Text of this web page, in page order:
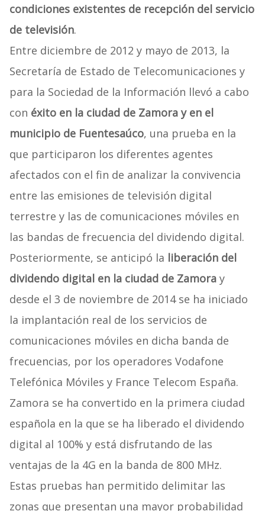
condiciones existentes de recepción del servicio
de televisión.
Entre diciembre de 2012 y mayo de 2013, la
Secretaría de Estado de Telecomunicaciones y
para la Sociedad de la Información llevó a cabo
con éxito en la ciudad de Zamora y en el
municipio de Fuentesaúco, una prueba en la
que participaron los diferentes agentes
afectados con el fin de analizar la convivencia
entre las emisiones de televisión digital
terrestre y las de comunicaciones móviles en
las bandas de frecuencia del dividendo digital.
Posteriormente, se anticipó la liberación del
dividendo digital en la ciudad de Zamora y
desde el 3 de noviembre de 2014 se ha iniciado
la implantación real de los servicios de
comunicaciones móviles en dicha banda de
frecuencias, por los operadores Vodafone
Telefónica Móviles y France Telecom España.
Zamora se ha convertido en la primera ciudad
española en la que se ha liberado el dividendo
digital al 100% y está disfrutando de las
ventajas de la 4G en la banda de 800 MHz.
Estas pruebas han permitido delimitar las
zonas que presentan una mayor probabilidad